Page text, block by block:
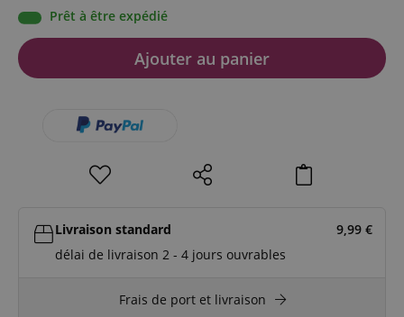
Prêt à être expédié
Ajouter au panier
Livraison standard 9,99 €
délai de livraison 2 - 4 jours ouvrables
Frais de port et livraison